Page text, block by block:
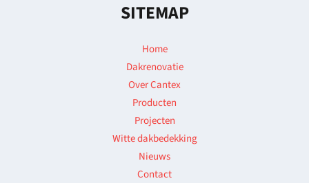
SITEMAP
Home
Dakrenovatie
Over Cantex
Producten
Projecten
Witte dakbedekking
Nieuws
Contact